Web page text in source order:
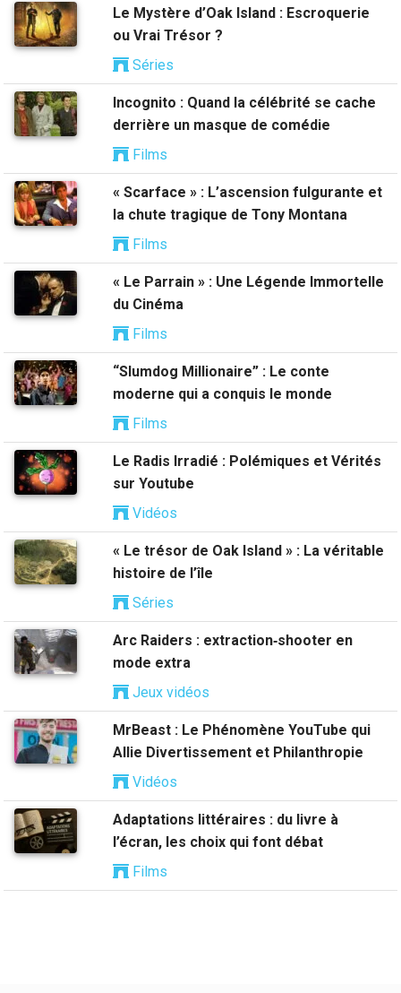
Le Mystère d’Oak Island : Escroquerie
ou Vrai Trésor ?
Séries
Incognito : Quand la célébrité se cache
derrière un masque de comédie
Films
« Scarface » : L’ascension fulgurante et
la chute tragique de Tony Montana
Films
« Le Parrain » : Une Légende Immortelle
du Cinéma
Films
“Slumdog Millionaire” : Le conte
moderne qui a conquis le monde
Films
Le Radis Irradié : Polémiques et Vérités
sur Youtube
Vidéos
« Le trésor de Oak Island » : La véritable
histoire de l’île
Séries
Arc Raiders : extraction‑shooter en
mode extra
Jeux vidéos
MrBeast : Le Phénomène YouTube qui
Allie Divertissement et Philanthropie
Vidéos
Adaptations littéraires : du livre à
l’écran, les choix qui font débat
Films